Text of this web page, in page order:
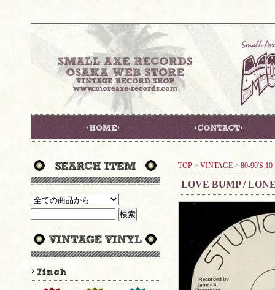
TOP > VINTAGE > 80-90'S 10
LOVE BUMP /